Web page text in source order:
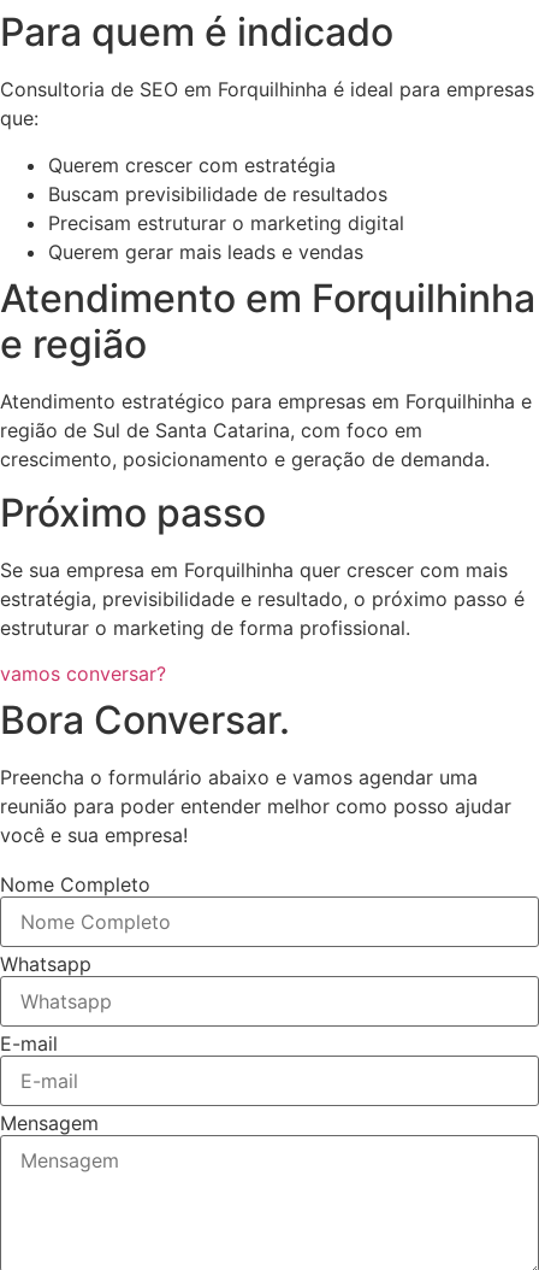
Para quem é indicado
Consultoria de SEO em Forquilhinha é ideal para empresas
que:
Querem crescer com estratégia
Buscam previsibilidade de resultados
Precisam estruturar o marketing digital
Querem gerar mais leads e vendas
Atendimento em Forquilhinha
e região
Atendimento estratégico para empresas em Forquilhinha e
região de Sul de Santa Catarina, com foco em
crescimento, posicionamento e geração de demanda.
Próximo passo
Se sua empresa em Forquilhinha quer crescer com mais
estratégia, previsibilidade e resultado, o próximo passo é
estruturar o marketing de forma profissional.
vamos conversar?
Bora Conversar.
Preencha o formulário abaixo e vamos agendar uma
reunião para poder entender melhor como posso ajudar
você e sua empresa!
Nome Completo
Whatsapp
E-mail
Mensagem